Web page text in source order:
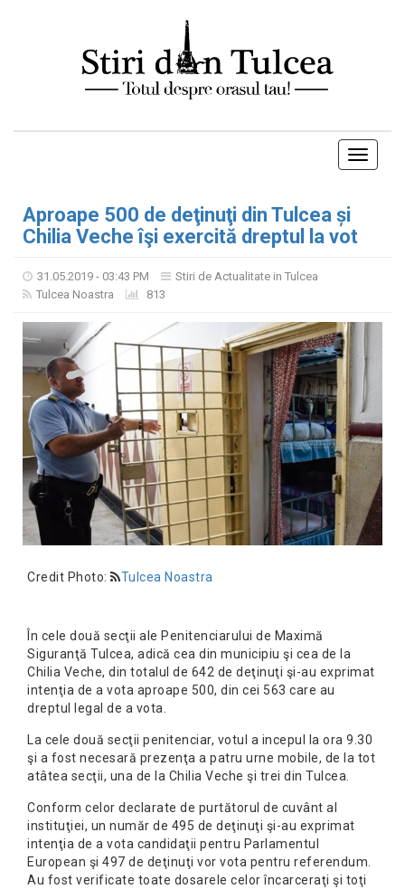
Toggle
Aproape 500 de deţinuţi din Tulcea și
Chilia Veche îşi exercită dreptul la vot
31.05.2019 - 03:43 PM
Stiri de Actualitate in Tulcea
Tulcea Noastra
813
Credit Photo: Tulcea Noastra
În cele două secţii ale Penitenciarului de Maximă
Siguranţă Tulcea, adică cea din municipiu şi cea de la
Chilia Veche, din totalul de 642 de deţinuţi şi-au exprimat
intenţia de a vota aproape 500, din cei 563 care au
dreptul legal de a vota.
La cele două secţii penitenciar, votul a incepul la ora 9.30
şi a fost necesară prezenţa a patru urne mobile, de la tot
atâtea secţii, una de la Chilia Veche şi trei din Tulcea.
Conform celor declarate de purtătorul de cuvânt al
instituţiei, un număr de 495 de deţinuţi şi-au exprimat
intenţia de a vota candidaţii pentru Parlamentul
European şi 497 de deţinuţi vor vota pentru referendum.
Au fost verificate toate dosarele celor încarceraţi şi toţi